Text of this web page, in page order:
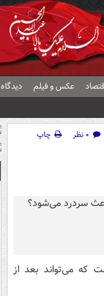
عکس و فیلم دیدگاه
۰ نظر
چاپ
که می‌تواند بعد از